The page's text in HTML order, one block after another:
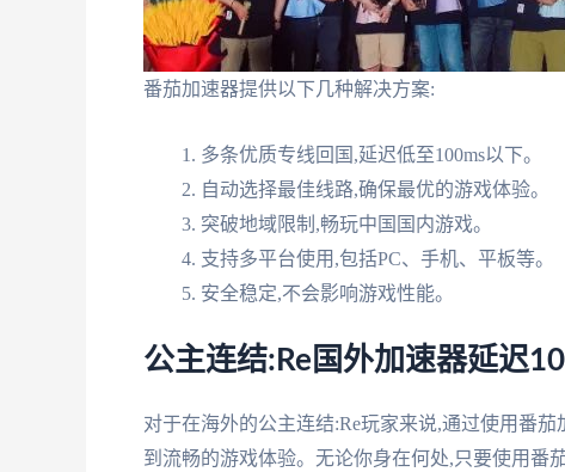
番茄加速器提供以下几种解决方案:
多条优质专线回国,延迟低至100ms以下。
自动选择最佳线路,确保最优的游戏体验。
突破地域限制,畅玩中国国内游戏。
支持多平台使用,包括PC、手机、平板等。
安全稳定,不会影响游戏性能。
公主连结:Re国外加速器延迟
对于在海外的公主连结:Re玩家来说,通过使用番
到流畅的游戏体验。无论你身在何处,只要使用番